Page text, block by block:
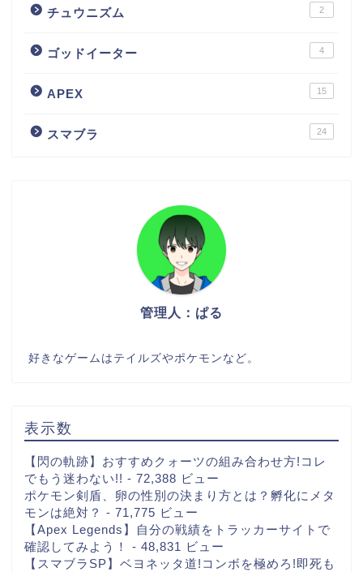
チュウニズム 2
ゴッドイーター 4
APEX 15
スマブラ 24
管理人：ぱる
好きなゲームはテイルズやポケモンなど。
表示数
【閃の軌跡】おすすめクォーツの組み合わせ方!コレ
でもう迷わない!! - 72,388 ビュー
ポケモン剣盾、卵の性別の決まり方とは？孵化にメタ
モンは絶対？ - 71,775 ビュー
【Apex Legends】自分の戦績をトラッカーサイトで
確認してみよう！
- 48,831 ビュー
【スマブラSP】ベヨネッタ道!コンボを極めろ!即死も